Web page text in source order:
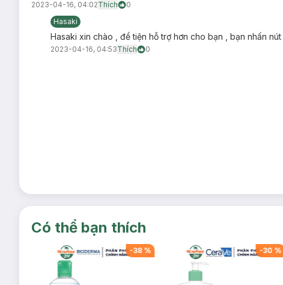
2023-04-16, 04:02Thích
0
Hasaki
Hasaki xin chào , để tiện hỗ trợ hơn cho bạn , bạn nhấn
2023-04-16, 04:53Thích 0
Có thể bạn thích
-38% -30 %